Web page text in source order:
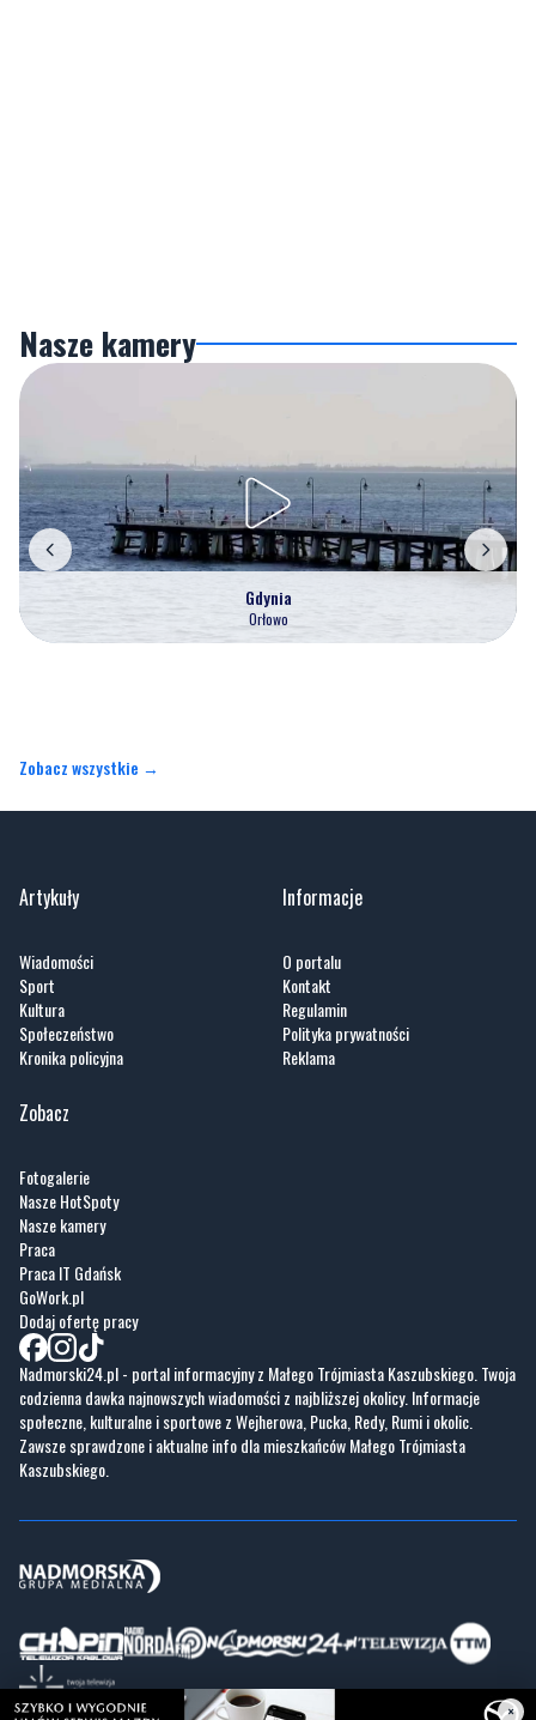
Nasze kamery
Gdynia
Orłowo
Zobacz wszystkie →
Artykuły
Wiadomości
Sport
Kultura
Społeczeństwo
Kronika policyjna
Informacje
O portalu
Kontakt
Regulamin
Polityka prywatności
Reklama
Zobacz
Fotogalerie
Nasze HotSpoty
Nasze kamery
Praca
Praca IT Gdańsk
GoWork.pl
Dodaj ofertę pracy
Nadmorski24.pl - portal informacyjny z Małego Trójmiasta Kaszubskiego. Twoja
codzienna dawka najnowszych wiadomości z najbliższej okolicy. Informacje
społeczne, kulturalne i sportowe z Wejherowa, Pucka, Redy, Rumi i okolic.
Zawsze sprawdzone i aktualne info dla mieszkańców Małego Trójmiasta
Kaszubskiego.
×